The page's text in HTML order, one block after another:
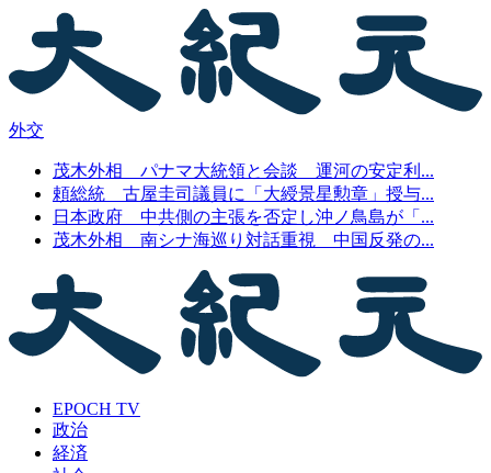
外交
茂木外相 パナマ大統領と会談 運河の安定利...
頼総統 古屋圭司議員に「大綬景星勲章」授与...
日本政府 中共側の主張を否定し沖ノ鳥島が「...
茂木外相 南シナ海巡り対話重視 中国反発の...
EPOCH TV
政治
経済